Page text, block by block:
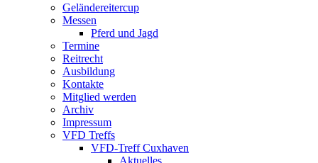
Geländereitercup
Messen
Pferd und Jagd
Termine
Reitrecht
Ausbildung
Kontakte
Mitglied werden
Archiv
Impressum
VFD Treffs
VFD-Treff Cuxhaven
Aktuelles